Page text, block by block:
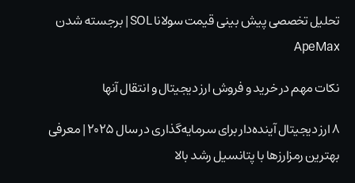
تحلیل تخصصی پیش بینی قیمت سولانا SOL | برجسته شدن
ApeMax
نکات مهم در خرید و فروش ارز دیجیتال و انتقال آنها
۸ ارز دیجیتال آینده‌دار برای سرمایه‌گذاری در سال ۲۰۲۵ | معرفی
بهترین رمزارزها با پتانسیل رشد بالا